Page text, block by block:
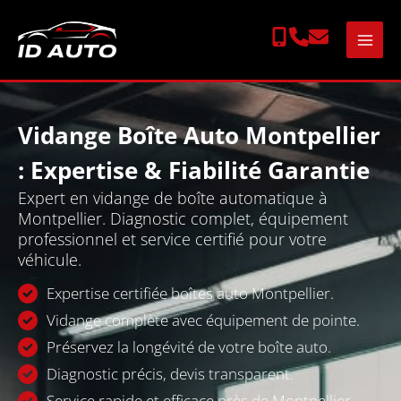
contenu
Vidange Boîte Auto Montpellier
: Expertise & Fiabilité Garantie
Expert en vidange de boîte automatique à
Montpellier. Diagnostic complet, équipement
professionnel et service certifié pour votre
véhicule.
Expertise certifiée boîtes auto Montpellier.
Vidange complète avec équipement de pointe.
Préservez la longévité de votre boîte auto.
Diagnostic précis, devis transparent.